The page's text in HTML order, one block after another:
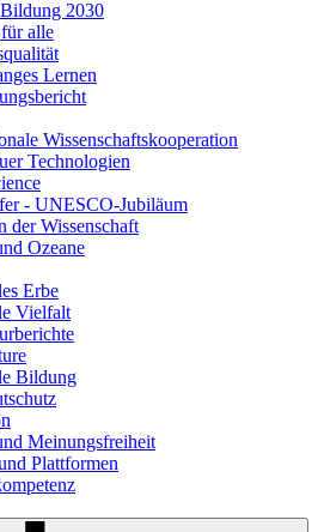
2030
alle
Lernen
Wissenschaftskooperation
Technologien
- UNESCO-Jubiläum
der Wissenschaft
Ozeane
Erbe
Vielfalt
Bildung
Meinungsfreiheit
Plattformen